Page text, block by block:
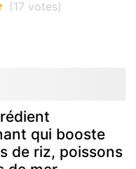
qui booste
de riz, poissons